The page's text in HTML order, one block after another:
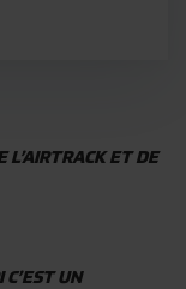
L’AIRTRACK ET DE
UN